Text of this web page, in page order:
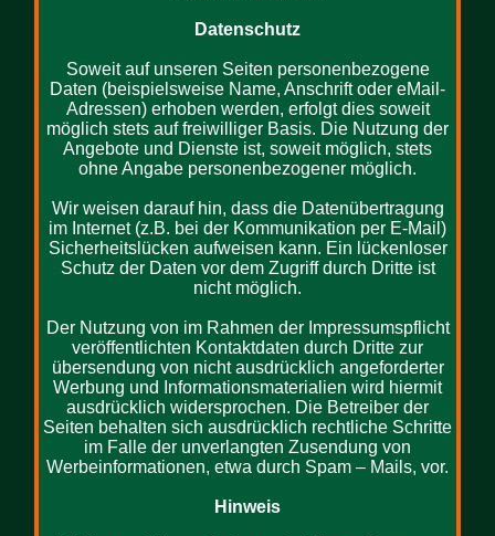
Datenschutz
Soweit auf unseren Seiten personenbezogene
Daten (beispielsweise Name, Anschrift oder eMail-
Adressen) erhoben werden, erfolgt dies soweit
möglich stets auf freiwilliger Basis. Die Nutzung der
Angebote und Dienste ist, soweit möglich, stets
ohne Angabe personenbezogener möglich.
Wir weisen darauf hin, dass die Datenübertragung
im Internet (z.B. bei der Kommunikation per E-Mail)
Sicherheitslücken aufweisen kann. Ein lückenloser
Schutz der Daten vor dem Zugriff durch Dritte ist
nicht möglich.
Der Nutzung von im Rahmen der Impressumspflicht
veröffentlichten Kontaktdaten durch Dritte zur
übersendung von nicht ausdrücklich angeforderter
Werbung und Informationsmaterialien wird hiermit
ausdrücklich widersprochen. Die Betreiber der
Seiten behalten sich ausdrücklich rechtliche Schritte
im Falle der unverlangten Zusendung von
Werbeinformationen, etwa durch Spam – Mails, vor.
Hinweis